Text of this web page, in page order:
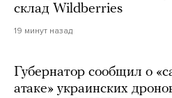
склад Wildberries
19 минут назад
Губернатор сообщил о
атаке» украинских